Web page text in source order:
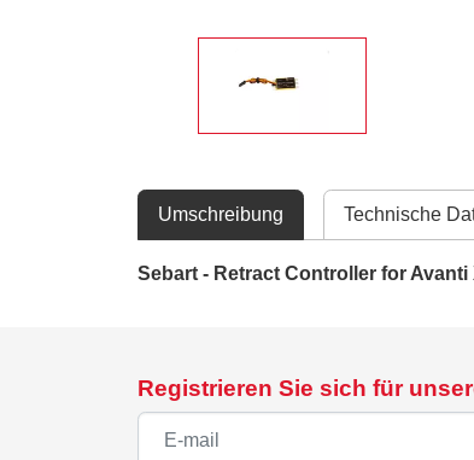
Umschreibung Technische
Sebart - Retract Controller for Avanti
Registrieren Sie sich für